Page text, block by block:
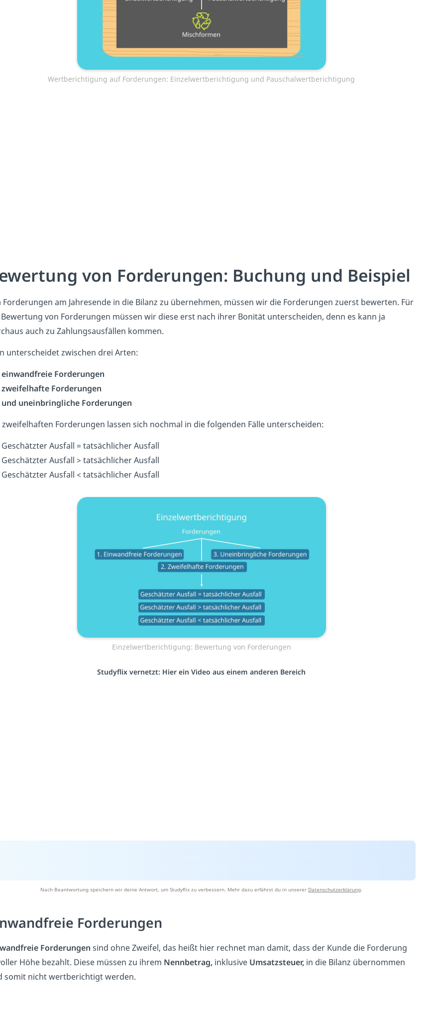
Wertberichtigung auf Forderungen: Einzelwertberichtigung und Pauschalwertberichtigung
von Forderungen: Buchung und Beispiel
Forderungen am Jahresende in die Bilanz zu übernehmen, müssen wir die Forderungen zuerst bewerten. Für
Bewertung von Forderungen müssen wir diese erst nach ihrer Bonität unterscheiden, denn es kann ja
auch zu Zahlungsausfällen kommen.
unterscheidet zwischen drei Arten:
einwandfreie Forderungen
zweifelhafte Forderungen
und uneinbringliche Forderungen
zweifelhaften Forderungen lassen sich nochmal in die folgenden Fälle unterscheiden:
Geschätzter Ausfall = tatsächlicher Ausfall
Geschätzter Ausfall > tatsächlicher Ausfall
Geschätzter Ausfall < tatsächlicher Ausfall
Einzelwertberichtigung: Bewertung von Forderungen
Studyflix vernetzt: Hier ein Video aus einem anderen Bereich
Nach Beantwortung speichern wir deine Antwort, um Studyflix zu verbessern. Mehr dazu erfährst du in unserer Datenschutzerklärung
Forderungen
Forderungen sind ohne Zweifel, das heißt hier rechnet man damit, dass der Kunde die Forderung
Höhe bezahlt. Diese müssen zu ihrem Nennbetrag,inklusive Umsatzsteuer,in die Bilanz übernommen
somit nicht wertberichtigt werden.